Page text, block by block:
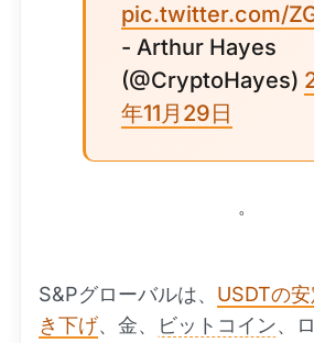
pic.twitter.com/
- Arthur Hayes
(@CryptoHayes)
年11月29日
。
S&Pグローバルは、 USDTの安
き下げ、金、 ビットコイン、